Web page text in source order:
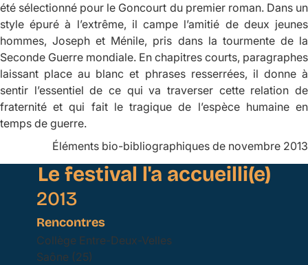
été sélectionné pour le Goncourt du premier roman. Dans un
style épuré à l’extrême, il campe l’amitié de deux jeunes
hommes, Joseph et Ménile, pris dans la tourmente de la
Seconde Guerre mondiale. En chapitres courts, paragraphes
laissant place au blanc et phrases resserrées, il donne à
sentir l’essentiel de ce qui va traverser cette relation de
fraternité et qui fait le tragique de l’espèce humaine en
temps de guerre.
Éléments bio-bibliographiques de novembre 2013
Le festival l'a accueilli(e)
2013
Rencontres
Collège Entre-Deux-Velles
Saône (25)